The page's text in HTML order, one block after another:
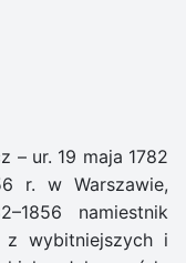
– ur. 19 maja 1782
r. w Warszawie,
namiestnik
z wybitniejszych i